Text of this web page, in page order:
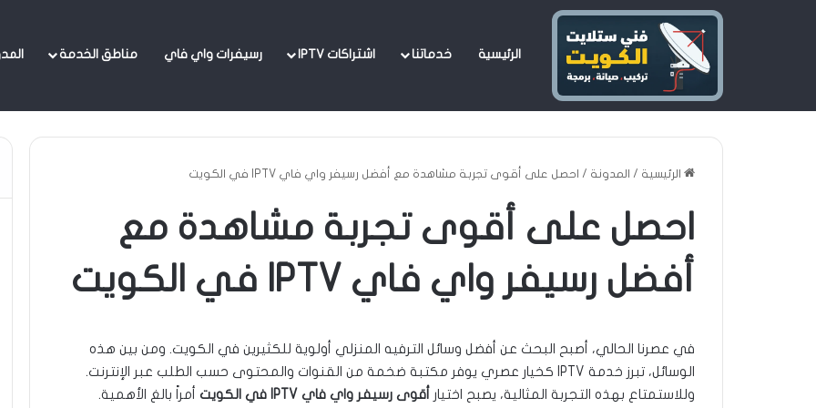
الرئيسية خدماتنا اشتراكات IPTV رسيفرات واي فاي مناطق الخدمة
الرئيسية / المدونة / احصل على أقوى تجربة مشاهدة مع أفضل رسيفر واي فاي IPTV في الكويت
احصل على أقوى تجربة مشاهدة مع
أفضل رسيفر واي فاي IPTV في الكويت
في عصرنا الحالي، أصبح البحث عن أفضل وسائل الترفيه المنزلي أولوية للكثيرين في الكويت. ومن بين هذه
الوسائل، تبرز خدمة IPTV كخيار عصري يوفر مكتبة ضخمة من القنوات والمحتوى حسب الطلب عبر الإنترنت.
وللاستمتاع بهذه التجربة المثالية، يصبح اختيار أقوى رسيفر واي فاي IPTV في الكويت أمراً بالغ الأهمية.